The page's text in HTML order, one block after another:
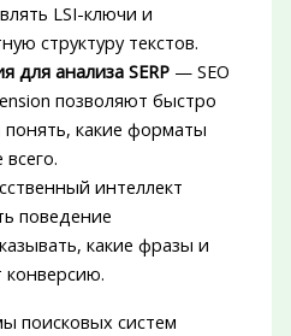
LSI-ключи и
структуру текстов.
для анализа SERP— SEO
позволяют быстро
какие форматы
интеллект
поведение
какие фразы и
поисковых систем